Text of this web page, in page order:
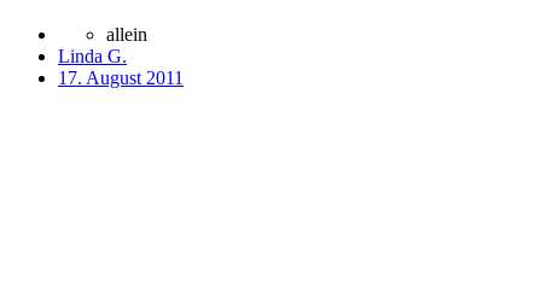
allein
Linda G.
17. August 2011